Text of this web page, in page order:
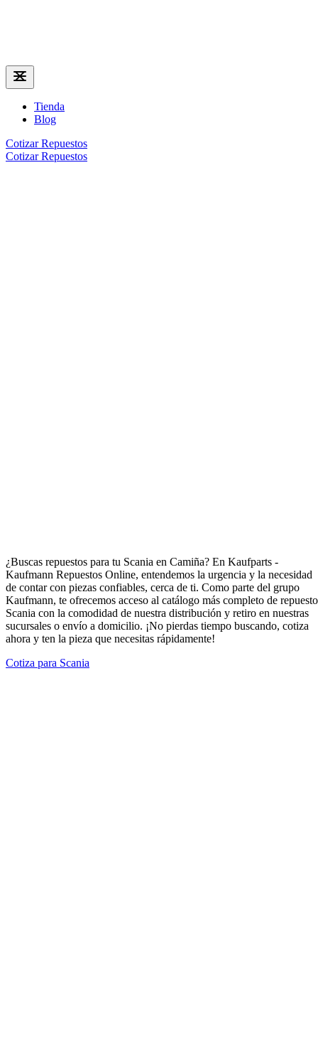
Tienda
Blog
Cotizar Repuestos
Cotizar Repuestos
¿Buscas repuestos para tu Scania en Camiña? En Kaufparts -
Kaufmann Repuestos Online, entendemos la urgencia y la necesidad
de contar con piezas confiables, cerca de ti. Como parte del grupo
Kaufmann, te ofrecemos acceso al catálogo más completo de
Scania con la comodidad de nuestra distribución y retiro en nuestras
sucursales o envío a domicilio. ¡No pierdas tiempo buscando, cotiza
ahora y ten la pieza que necesitas rápidamente!
Cotiza para Scania